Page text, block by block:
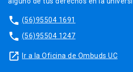
phone (56)95504 1691
phone (56)95504 1247
launch Ir a la Oficina de Ombuds UC